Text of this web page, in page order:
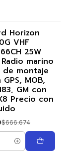
Horizon
VHF
25W
marino
de montaje
MOB,
GM con
Precio con
$666.674